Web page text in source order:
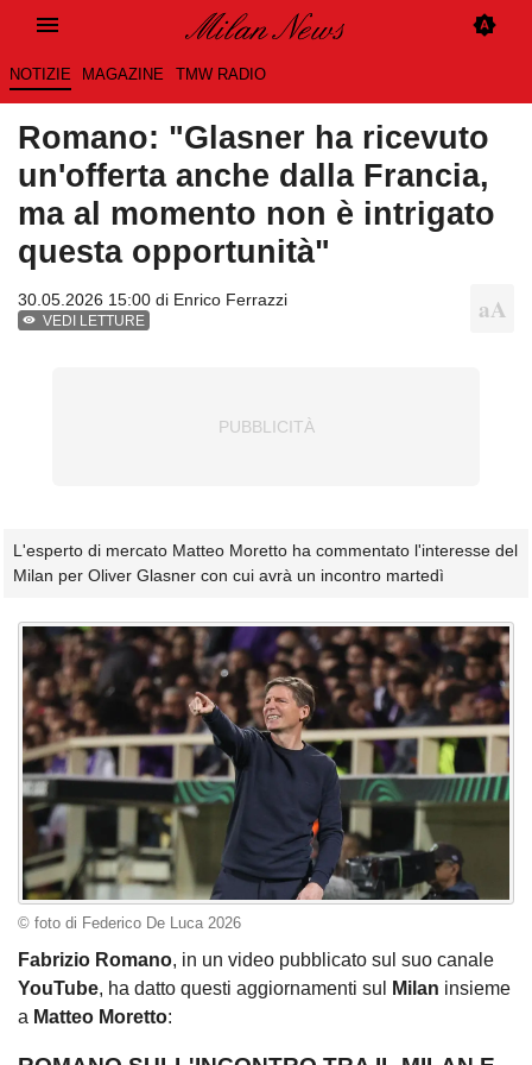
NOTIZIE MAGAZINE TMW RADIO
Romano: "Glasner ha ricevuto
un'offerta anche dalla Francia,
ma al momento non è intrigato
questa opportunità"
30.05.2026 15:00 di Enrico Ferrazzi
VEDI LETTURE
L'esperto di mercato Matteo Moretto ha commentato l'interesse del
Milan per Oliver Glasner con cui avrà un incontro martedì
© foto di Federico De Luca 2026
Fabrizio Romano, in un video pubblicato sul suo canale
YouTube, ha datto questi aggiornamenti sul Milan insieme
a Matteo Moretto: